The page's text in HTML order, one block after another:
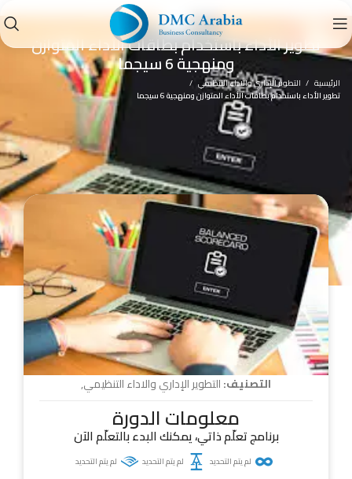
دورة
تطوير الأداء باستخدام بطاقات الأداء المتوازن
ومنهجية 6 سيجما
الرئيسية
التطوير الإداري والاداء التنظيمي
تطوير الأداء باستخدام بطاقات الأداء المتوازن ومنهجية 6 سيجما
التصنيف:التطوير الإداري والاداء التنظيمي,
معلومات الدورة
برنامج تعلّم ذاتي، يمكنك البدء بالتعلّم الآن
لم يتم التحديد لم يتم التحديد لم يتم التحديد